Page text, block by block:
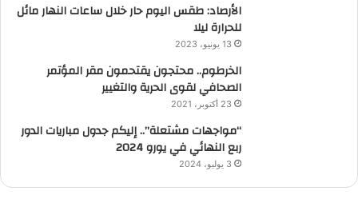
الأرصاد: طقس اليوم حار خلال ساعات النهار مائل
للحرارة ليلا
13 يونيو، 2023
الخرطوم.. محتجون يقتحمون مقر المؤتمر
الصحافي لقوى الحرية والتغيير
23 أكتوبر، 2021
“مواجهات مشتعلة”.. إليكم جدول مباريات الدور
ربع النهائي في يورو 2024
3 يوليو، 2024